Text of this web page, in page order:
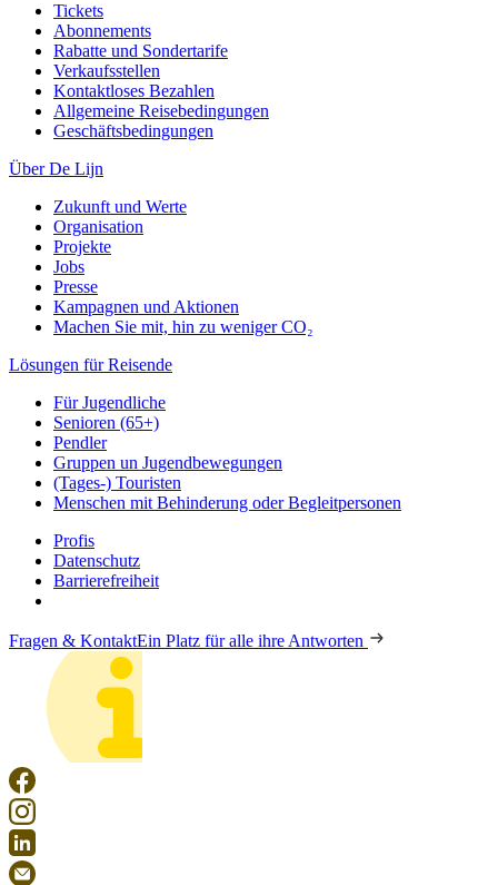
Tickets
Abonnements
Rabatte und Sondertarife
Verkaufsstellen
Kontaktloses Bezahlen
Allgemeine Reisebedingungen
Geschäftsbedingungen
Über De Lijn
Zukunft und Werte
Organisation
Projekte
Jobs
Presse
Kampagnen und Aktionen
Machen Sie mit, hin zu weniger CO₂
Lösungen für Reisende
Für Jugendliche
Senioren (65+)
Pendler
Gruppen un Jugendbewegungen
(Tages-) Touristen
Menschen mit Behinderung oder Begleitpersonen
Profis
Datenschutz
Barrierefreiheit
Fragen & KontaktEin Platz für alle ihre Antworten